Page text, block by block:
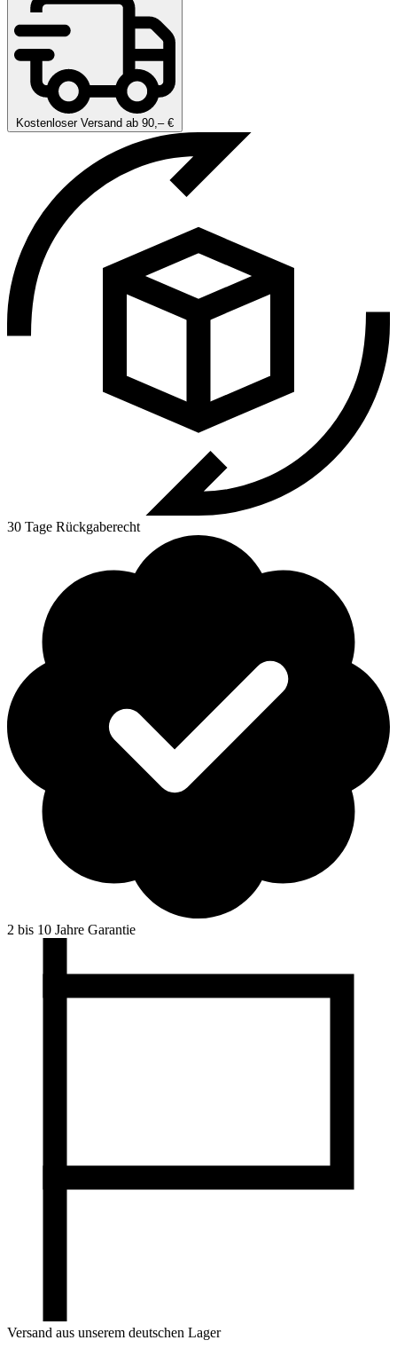
Kostenloser Versand ab 90,– €
30 Tage Rückgaberecht
2 bis 10 Jahre Garantie
Versand aus unserem deutschen Lager